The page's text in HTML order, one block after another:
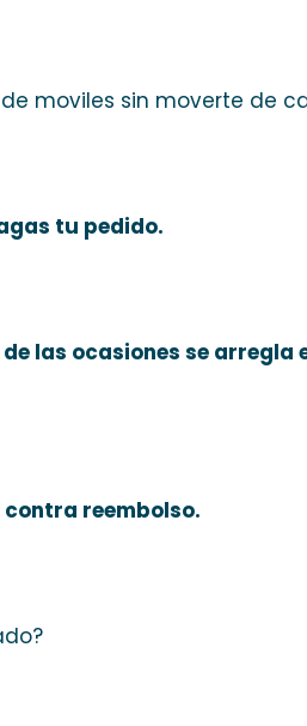
moviles sin moverte de
tu pedido.
las ocasiones se arregla
reembolso.